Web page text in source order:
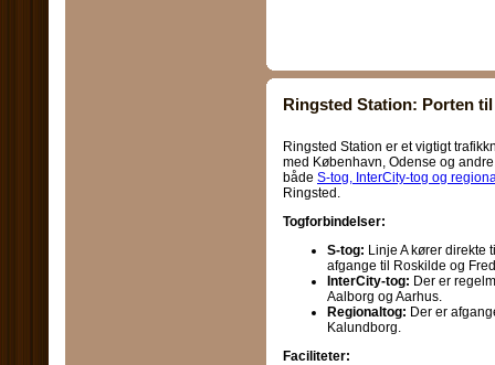
Ringsted Station: Porten
Ringsted Station er et vigtigt
med København, Odense og
både S-tog, InterCity-tog og
Ringsted.
Togforbindelser:
S-tog: Linje A kører direkte
afgange til Roskilde og
InterCity-tog: Der er
Aalborg og Aarhus.
Regionaltog: Der er
Kalundborg.
Faciliteter: